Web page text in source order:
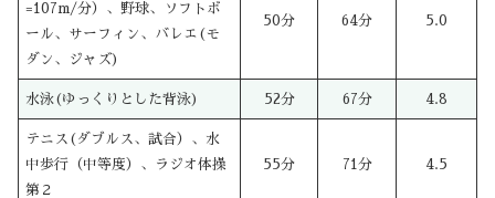
=107m/分）、野球、ソフトボ
ール、サーフィン、バレエ(モ
ダン、ジャズ)
50分 64分 5.0
水泳(ゆっくりとした背泳) 52分 67分 4.8
テニス(ダブルス、試合）、水
中歩行（中等度）、ラジオ体操
第２
55分 71分 4.5